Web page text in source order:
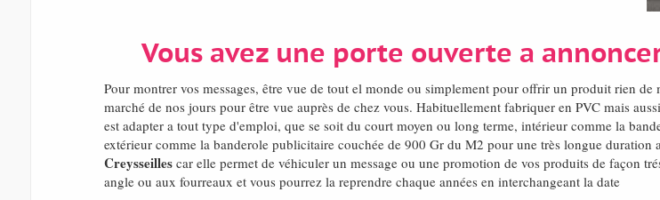
Vous avez une porte ouverte a
Pour montrer vos messages, être vue de tout el monde ou simplement pour offrir un produit rien de
marché de nos jours pour être vue auprès de chez vous. Habituellement fabriquer en PVC mais
est adapter a tout type d'emploi, que se soit du court moyen ou long terme, intérieur comme la
extérieur comme la banderole publicitaire couchée de 900 Gr du M2 pour une très longue
Creysseillescar elle permet de véhiculer un message ou une promotion de vos produits de façon
angle ou aux fourreaux et vous pourrez la reprendre chaque années en interchangeant la date